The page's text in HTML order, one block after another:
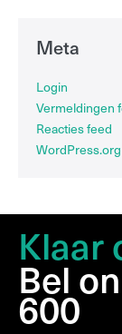
Meta
Login
Vermeldingen
Reacties feed
WordPress.org
Klaar
Bel
600